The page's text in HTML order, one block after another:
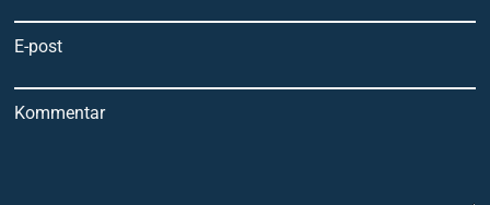
E-post
Kommentar